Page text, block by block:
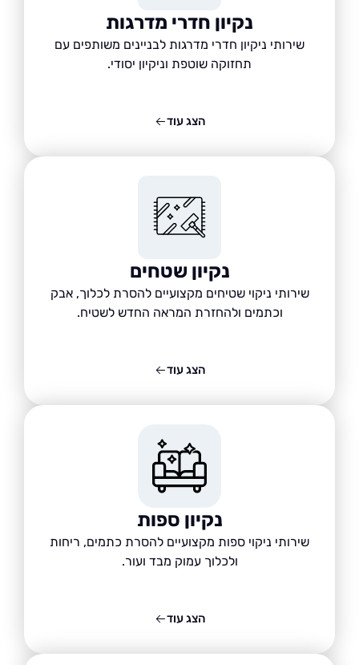
נקיון חדרי מדרגות
שירותי ניקיון חדרי מדרגות לבניינים משותפים עם
תחזוקה שוטפת וניקיון יסודי.
נקיון שטחים
שירותי ניקוי שטיחים מקצועיים להסרת לכלוך, אבק
וכתמים ולהחזרת המראה החדש לשטיח.
נקיון ספות
שירותי ניקוי ספות מקצועיים להסרת כתמים, ריחות
ולכלוך עמוק מבד ועור.